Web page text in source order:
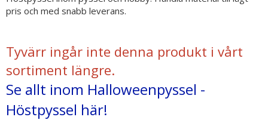
pris och med snabb leverans.
Tyvärr ingår inte denna produkt i vårt
sortiment längre.
Se allt inom Halloweenpyssel -
Höstpyssel här!